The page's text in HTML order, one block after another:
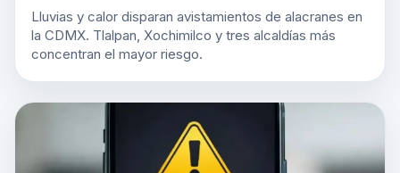
Lluvias y calor disparan avistamientos de alacranes en
la CDMX. Tlalpan, Xochimilco y tres alcaldías más
concentran el mayor riesgo.